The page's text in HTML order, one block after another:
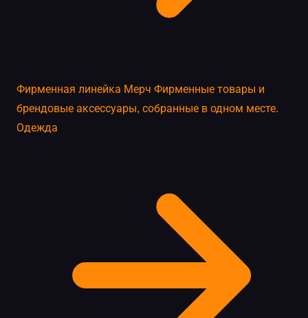
Фирменная линейка Мерч Фирменные товары и
брендовые аксессуары, собранные в одном месте.
Одежда